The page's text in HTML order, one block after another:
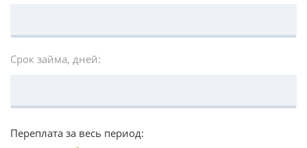
Срок займа, дней:
Переплата за весь период: